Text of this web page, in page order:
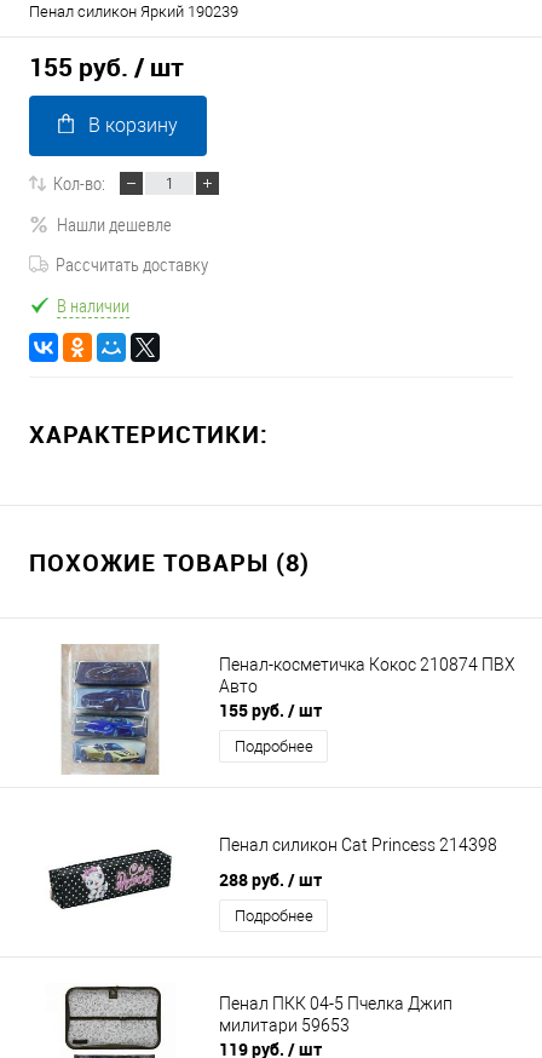
Пенал силикон Яркий 190239
155 руб. / шт
В корзину
Кол-во:
Нашли дешевле
Рассчитать доставку
В наличии
ХАРАКТЕРИСТИКИ:
ПОХОЖИЕ ТОВАРЫ (8)
Пенал-косметичка Кокос 210874 ПВХ
Авто
155 руб. / шт
Подробнее
Пенал силикон Cat Princess 214398
288 руб. / шт
Подробнее
Пенал ПКК 04-5 Пчелка Джип
милитари 59653
119 руб. / шт